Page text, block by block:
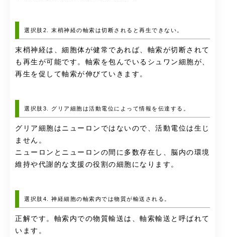
選択肢2. 末梢神経の軸索は切断されると再生できない。
末梢神経は、細胞体が健常であれば、軸索が切断されて
も再生が可能です。軸索を包んでいるシュワン細胞が、
再生を促して軸索が伸びていきます。
選択肢3. グリア細胞は活動電位によって情報を伝達する。
グリア細胞はニューロンではないので、活動電位は生じ
ません。
ニューロンとニューロンの間に多数存在し、脳内の環境
維持や代謝的な支援の役割の細胞になります。
選択肢4. 神経細胞の軸索内では物質が輸送される。
正解です。軸索内での物質輸送は、軸索輸送と呼ばれて
います。